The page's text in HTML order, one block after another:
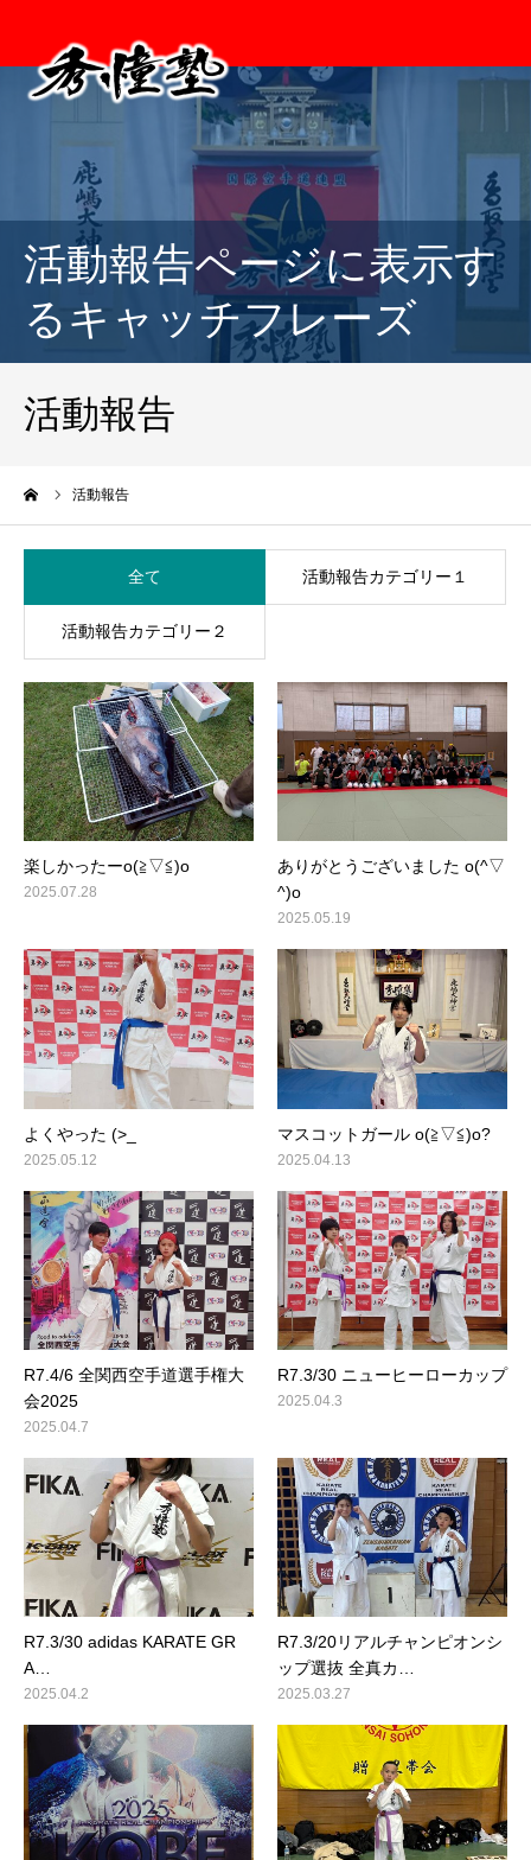
活動報告ページに表示す
るキャッチフレーズ
活動報告
活動報告
全て 活動報告カテゴリー１
活動報告カテゴリー２
楽しかったーo(≧▽≦)o
2025.07.28
ありがとうございました o(^▽
^)o
2025.05.19
よくやった (>_
2025.05.12
マスコットガール o(≧▽≦)o?
2025.04.13
R7.4/6 全関西空手道選手権大
会2025
2025.04.7
R7.3/30 ニューヒーローカップ
2025.04.3
R7.3/30 adidas KARATE GR
A…
2025.04.2
R7.3/20リアルチャンピオンシ
ップ選抜 全真カ…
2025.03.27